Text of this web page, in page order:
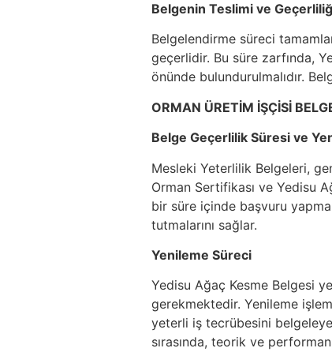
Belgenin Teslimi ve
Belgelendirme süreci
geçerlidir. Bu süre zarfında,
önünde bulundurulmalıdır.
ORMAN ÜRETİM İŞÇİSİ
Belge Geçerlilik Süresi ve
Mesleki Yeterlilik Belgeleri,
Orman Sertifikası ve Yedisu
bir süre içinde başvuru
tutmalarını sağlar.
Yenileme Süreci
Yedisu Ağaç Kesme Belgesi
gerekmektedir. Yenileme
yeterli iş tecrübesini
sırasında, teorik ve